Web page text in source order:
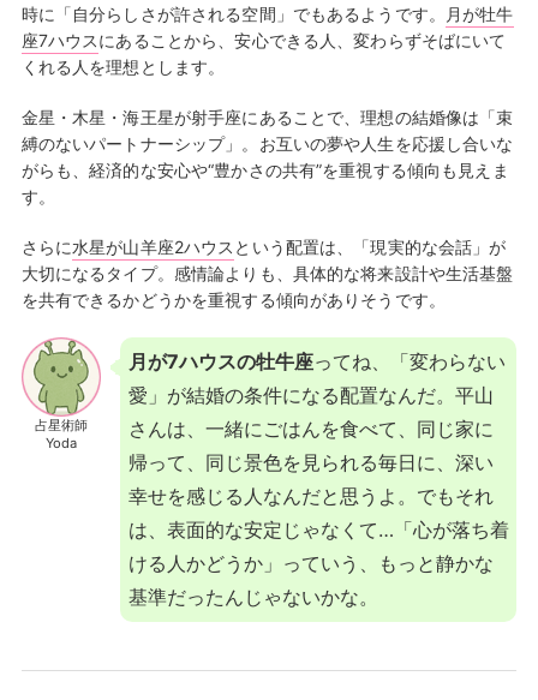
時に「自分らしさが許される空間」でもあるようです。
月が牡牛
座7ハウスにあることから、安心できる人、変わらずそばにいて
くれる人を理想とします。
金星・木星・海王星が射手座にあることで、理想の結婚像は「束
縛のないパートナーシップ」。お互いの夢や人生を応援し合いな
がらも、経済的な安心や“豊かさの共有”を重視する傾向も見えま
す。
さらに水星が山羊座2ハウス という配置は、「現実的な会話」が
大切になるタイプ。感情論よりも、具体的な将来設計や生活基盤
を共有できるかどうかを重視する傾向がありそうです。
占星術師
Yoda
月が7ハウスの牡牛座ってね、「変わらない
愛」が結婚の条件になる配置なんだ。平山
さんは、一緒にごはんを食べて、同じ家に
帰って、同じ景色を見られる毎日に、深い
幸せを感じる人なんだと思うよ。でもそれ
は、表面的な安定じゃなくて…「心が落ち着
ける人かどうか」っていう、もっと静かな
基準だったんじゃないかな。